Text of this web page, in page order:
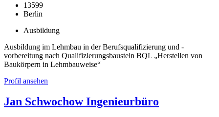
13599
Berlin
Ausbildung
Ausbildung im Lehmbau in der Berufsqualifizierung und -
vorbereitung nach Qualifizierungsbaustein BQL „Herstellen von
Baukörpern in Lehmbauweise“
Profil ansehen
Jan Schwochow Ingenieurbüro